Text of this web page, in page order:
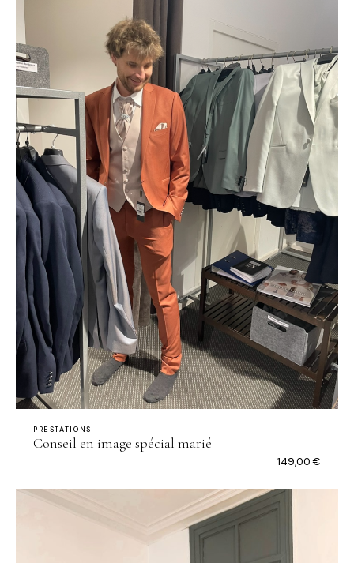
PRESTATIONS
Conseil en image spécial marié
149,00€